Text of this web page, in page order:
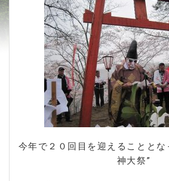
今年で２０回目を迎えることとな
神大祭”